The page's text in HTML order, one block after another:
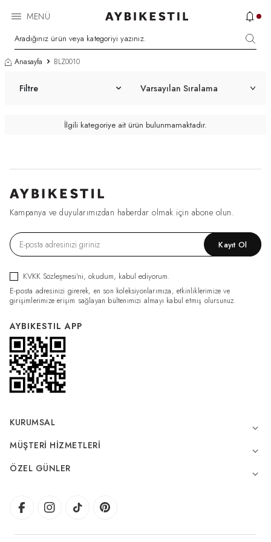
MENÜ
Anasayfa BLZ0010
Filtre
İlgili kategoriye ait ürün bulunmamaktadır.
Kampanya ve duyularımızdan haberdar olmak için abone olun.
Kayıt Ol
KVKK Sözleşmesi'ni, okudum, kabul ediyorum.
E-posta adresinizi girerek, en son koleksiyonlarımıza, etkinliklerimize ve
girişimlerimize erişim sağlayan bültenimizi almayı kabul etmiş olursunuz.
AYBIKESTIL APP
KURUMSAL
MÜŞTERI HIZMETLERI
ÖZEL GÜNLER